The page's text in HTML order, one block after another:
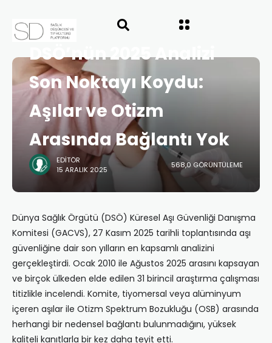
ANASAYFA
DSÖ’nün 2025 Analizi
Son Noktayı Koydu:
Aşılar ve Otizm
Arasında Bağlantı Yok
EDITÖR
15 ARALIK 2025
568,0 GÖRÜNTÜLEME
Dünya Sağlık Örgütü (DSÖ) Küresel Aşı Güvenliği Danışma
Komitesi (GACVS), 27 Kasım 2025 tarihli toplantısında aşı
güvenliğine dair son yılların en kapsamlı analizini
gerçekleştirdi. Ocak 2010 ile Ağustos 2025 arasını kapsayan
ve birçok ülkeden elde edilen 31 birincil araştırma çalışması
titizlikle incelendi. Komite, tiyomersal veya alüminyum
içeren aşılar ile Otizm Spektrum Bozukluğu (OSB) arasında
herhangi bir nedensel bağlantı bulunmadığını, yüksek
kaliteli kanıtlarla bir kez daha teyit etti.